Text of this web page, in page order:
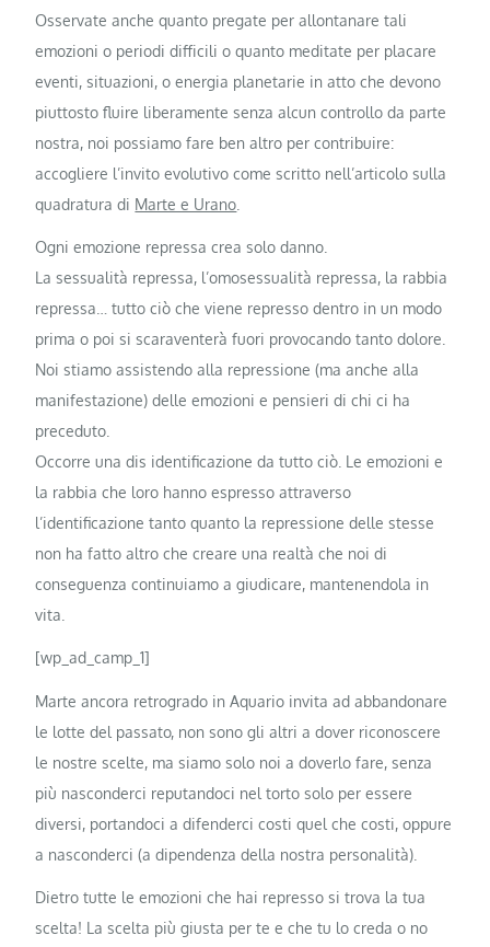
Osservate anche quanto pregate per allontanare tali
emozioni o periodi difficili o quanto meditate per placare
eventi, situazioni, o energia planetarie in atto che devono
piuttosto fluire liberamente senza alcun controllo da parte
nostra, noi possiamo fare ben altro per contribuire:
accogliere l’invito evolutivo come scritto nell’articolo sulla
quadratura di Marte e Urano
Ogni emozione repressa crea solo danno.
La sessualità repressa, l’omosessualità repressa, la rabbia
repressa… tutto ciò che viene represso dentro in un modo
prima o poi si scaraventerà fuori provocando tanto dolore.
Noi stiamo assistendo alla repressione (ma anche alla
manifestazione) delle emozioni e pensieri di chi ci ha
preceduto.
Occorre una dis identificazione da tutto ciò. Le emozioni e
la rabbia che loro hanno espresso attraverso
l’identificazione tanto quanto la repressione delle stesse
non ha fatto altro che creare una realtà che noi di
conseguenza continuiamo a giudicare, mantenendola in
vita.
[wp_ad_camp_1]
Marte ancora retrogrado in Aquario invita ad abbandonare
le lotte del passato, non sono gli altri a dover riconoscere
le nostre scelte, ma siamo solo noi a doverlo fare, senza
più nasconderci reputandoci nel torto solo per essere
diversi, portandoci a difenderci costi quel che costi, oppure
a nasconderci (a dipendenza della nostra personalità).
Dietro tutte le emozioni che hai represso si trova la tua
scelta! La scelta più giusta per te e che tu lo creda o no